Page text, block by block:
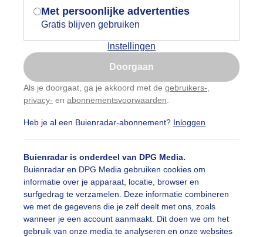
Met persoonlijke advertenties
Gratis blijven gebruiken
Instellingen
Doorgaan
Als je doorgaat, ga je akkoord met de gebruikers-
privacy- en abonnementsvoorwaarden
Heb je al een Buienradar-abonnement? Inloggen
Buienradar is onderdeel van DPG Media.
Buienradar en DPG Media gebruiken cookies om
informatie over je apparaat, locatie, browser en
surfgedrag te verzamelen. Deze informatie combineren
we met de gegevens die je zelf deelt met ons, zoals
wanneer je een account aanmaakt. Dit doen we om het
gebruik van onze media te analyseren en onze websites
dag met een zwakke koude wind langs het
je browser waarin deze toestemming
gevraagd wordt.
Is goed, toon de popup
Nu niet, misschien later
Gebruik je Safari en wil je niet elke dag deze pop-up
Klikhierom dit aan te passen